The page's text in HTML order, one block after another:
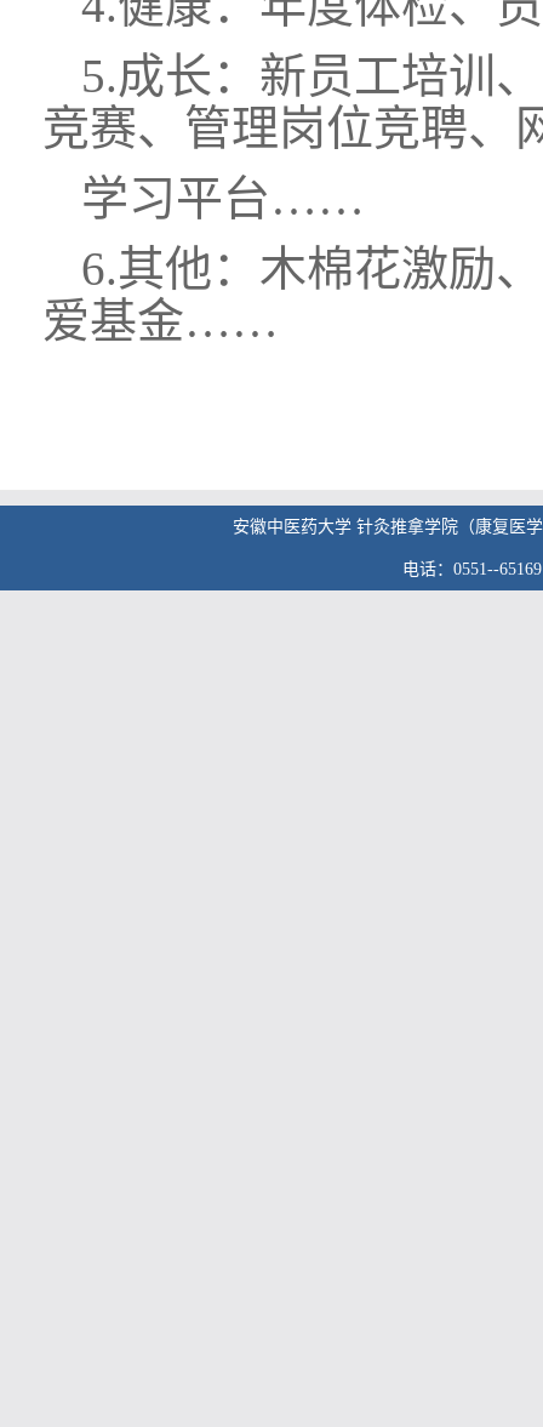
5.成长：新员工培训
竞赛、管理岗位竞聘、
学习平台……
6.其他：木棉花激励
爱基金……
安徽中医药大学 针灸推拿学院（康复医
电话：0551--